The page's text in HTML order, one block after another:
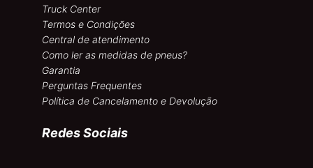
Truck Center
Termos e Condições
Central de atendimento
Como ler as medidas de pneus?
Garantia
Perguntas Frequentes
Política de Cancelamento e Devolução
Redes Sociais